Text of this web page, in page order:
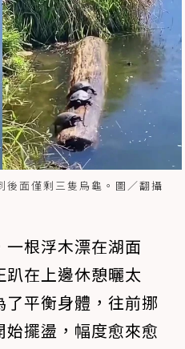
後面僅剩三隻烏龜。圖／翻攝
根浮木漂在湖面
在上邊休憩曬太
平衡身體，往前挪
擺盪，幅度愈來愈